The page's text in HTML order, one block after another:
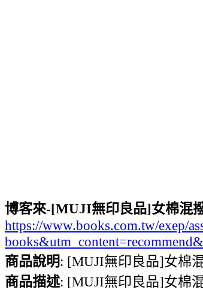
博客來-[MUJI無印良品]女棉混
https://www.books.com.tw/exep/
商品說明: [MUJI無印良品]女棉
商品描述: [MUJI無印良品]女棉